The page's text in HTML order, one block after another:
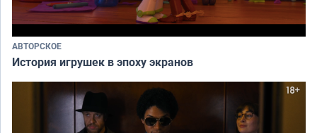
АВТОРСКОЕ
История игрушек в эпоху экранов